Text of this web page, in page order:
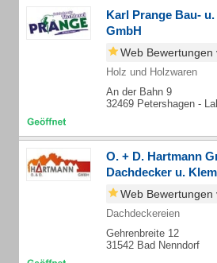
Karl Prange Bau-
GmbH
Web Bewertungen
Holz und Holzwaren
An der Bahn 9
32469 Petershagen -
O. + D. Hartmann
Dachdecker u.
Web Bewertungen
Dachdeckereien
Gehrenbreite 12
31542 Bad Nenndorf